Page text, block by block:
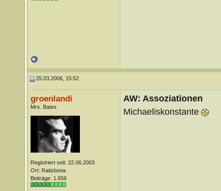
25.03.2006, 15:52
groenlandi
Mrs. Bates
Registriert seit: 22.06.2003
Ort: Ratisbona
Beiträge: 1.656
AW: Assoziationen
Michaeliskonstante